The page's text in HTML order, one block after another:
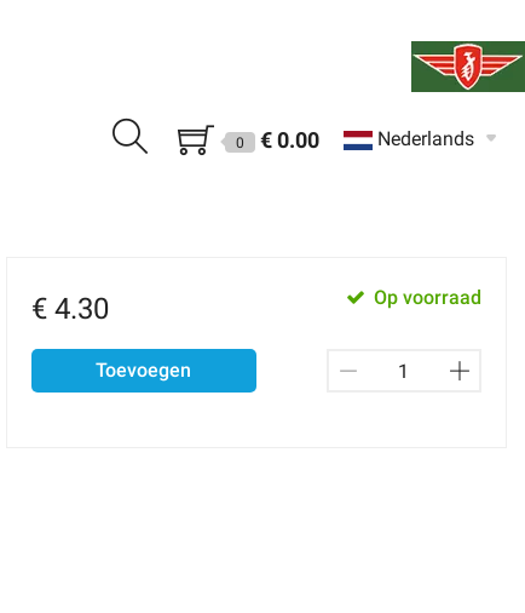
0 € 0.00 Nederlands
€ 4.30 Op voorraad
Toevoegen